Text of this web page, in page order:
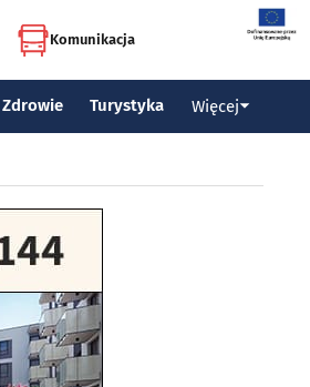
Komunikacja
Zdrowie Turystyka Więcej